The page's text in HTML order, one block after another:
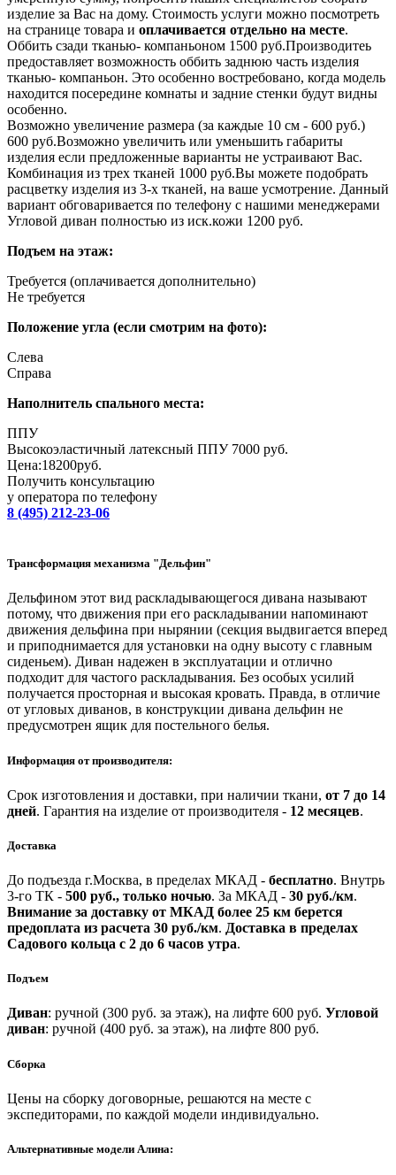
изделие за Вас на дому. Стоимость услуги можно посмотреть
на странице товара и оплачивается отдельно на месте.
Оббить сзади тканью- компаньоном 1500 руб.Производитеь
предоставляет возможность оббить заднюю часть изделия
тканью- компаньон. Это особенно востребовано, когда модель
находится посередине комнаты и задние стенки будут видны
особенно.
Возможно увеличение размера (за каждые 10 см - 600 руб.)
600 руб.Возможно увеличить или уменьшить габариты
изделия если предложенные варианты не устраивают Вас.
Комбинация из трех тканей 1000 руб.Вы можете подобрать
расцветку изделия из 3-х тканей, на ваше усмотрение. Данный
вариант обговаривается по телефону с нашими менеджерами
Угловой диван полностью из иск.кожи 1200 руб.
Подъем на этаж:
Требуется (оплачивается дополнительно)
Не требуется
Положение угла (если смотрим на фото):
Слева
Справa
Наполнитель спального места:
ППУ
Высокоэластичный латексный ППУ 7000 руб.
Цена:18200руб.
Получить консультацию
у оператора по телефону
8 (495) 212-23-06
Трансформация механизма "Дельфин"
Дельфином этот вид раскладывающегося дивана называют
потому, что движения при его раскладывании напоминают
движения дельфина при нырянии (секция выдвигается вперед
и приподнимается для установки на одну высоту с главным
сиденьем). Диван надежен в эксплуатации и отлично
подходит для частого раскладывания. Без особых усилий
получается просторная и высокая кровать. Правда, в отличие
от угловых диванов, в конструкции дивана дельфин не
предусмотрен ящик для постельного белья.
Информация от производителя:
Срок изготовления и доставки, при наличии ткани, от 7 до 14
дней. Гарантия на изделие от производителя - 12 месяцев.
Доставка
До подъезда г.Москва, в пределах МКАД - бесплатно. Внутрь
3-го ТК - 500 руб., только ночью. За МКАД - 30 руб./км.
Внимание за доставку от МКАД более 25 км берется
предоплата из расчета 30 руб./км. Доставка в пределах
Садового кольца с 2 до 6 часов утра.
Подъем
Диван: ручной (300 руб. за этаж), на лифте 600 руб. Угловой
диван: ручной (400 руб. за этаж), на лифте 800 руб.
Сборка
Цены на сборку договорные, решаются на месте с
экспедиторами, по каждой модели индивидуально.
Альтернативные модели Алина: